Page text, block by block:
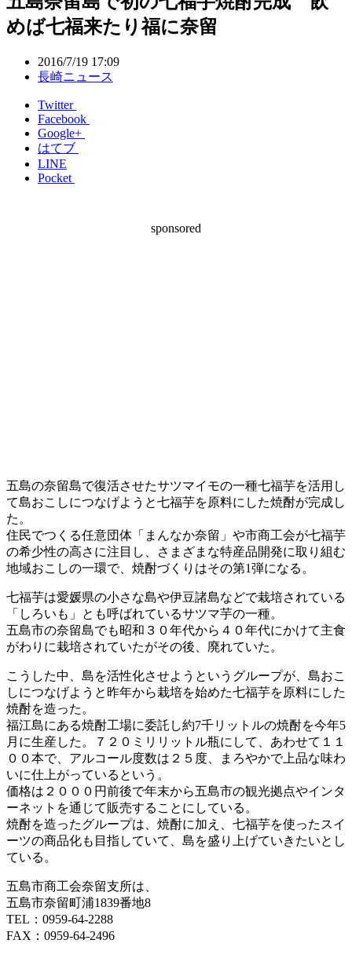
めば七福来たり福に奈留
2016/7/19 17:09
長崎ニュース
Twitter
Facebook
Google+
はてブ
LINE
Pocket
sponsored
五島の奈留島で復活させたサツマイモの一種七福芋を活用し
て島おこしにつなげようと七福芋を原料にした焼酎が完成し
た。
住民でつくる任意団体「まんなか奈留」や市商工会が七福芋
の希少性の高さに注目し、さまざまな特産品開発に取り組む
地域おこしの一環で、焼酎づくりはその第1弾になる。
七福芋は愛媛県の小さな島や伊豆諸島などで栽培されている
「しろいも」とも呼ばれているサツマ芋の一種。
五島市の奈留島でも昭和３０年代から４０年代にかけて主食
がわりに栽培されていたがその後、廃れていた。
こうした中、島を活性化させようというグループが、島おこ
しにつなげようと昨年から栽培を始めた七福芋を原料にした
焼酎を造った。
福江島にある焼酎工場に委託し約7千リットルの焼酎を今年5
月に生産した。７２０ミリリットル瓶にして、あわせて１１
００本で、アルコール度数は２５度、まろやかで上品な味わ
いに仕上がっているという。
価格は２０００円前後で年末から五島市の観光拠点やインタ
ーネットを通じて販売することにしている。
焼酎を造ったグループは、焼酎に加え、七福芋を使ったスイ
ーツの商品化も目指していて、島を盛り上げていきたいとし
ている。
五島市商工会奈留支所は、
五島市奈留町浦1839番地8
TEL：0959-64-2288
FAX：0959-64-2496